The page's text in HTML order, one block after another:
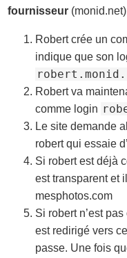
fournisseur
Robert crée un
indique que son
Robert va
comme login
Le site demande
robert qui essaie
Si robert est déjà
est transparent et
mesphotos.com
Si robert n’est
est redirigé vers
passe. Une fois